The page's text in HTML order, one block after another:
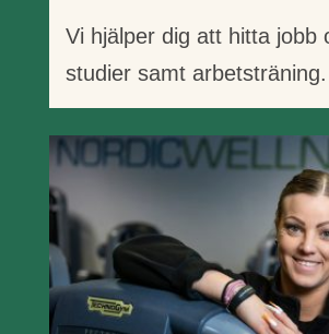
Vi hjälper dig att hitta jobb
studier samt arbetsträning.